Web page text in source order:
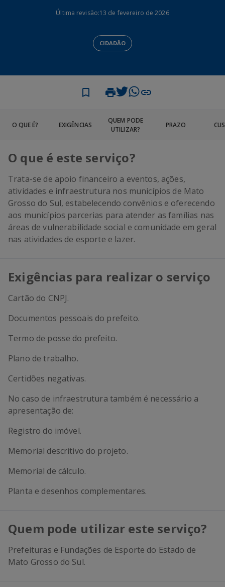
Última revisão:13 de fevereiro de 2026
CIDADÃO
O QUE É? EXIGÊNCIAS
QUEM PODE
UTILIZAR?
PRAZO
O que é este serviço?
Trata-se de apoio financeiro a eventos, ações,
atividades e infraestrutura nos municípios de Mato
Grosso do Sul, estabelecendo convênios e oferecendo
aos municípios parcerias para atender as famílias nas
áreas de vulnerabilidade social e comunidade em geral
nas atividades de esporte e lazer.
Exigências para realizar o serviço
Cartão do CNPJ.
Documentos pessoais do prefeito.
Termo de posse do prefeito.
Plano de trabalho.
Certidões negativas.
No caso de infraestrutura também é necessário a
apresentação de:
Registro do imóvel.
Memorial descritivo do projeto.
Memorial de cálculo.
Planta e desenhos complementares.
Quem pode utilizar este serviço?
Prefeituras e Fundações de Esporte do Estado de
Mato Grosso do Sul.